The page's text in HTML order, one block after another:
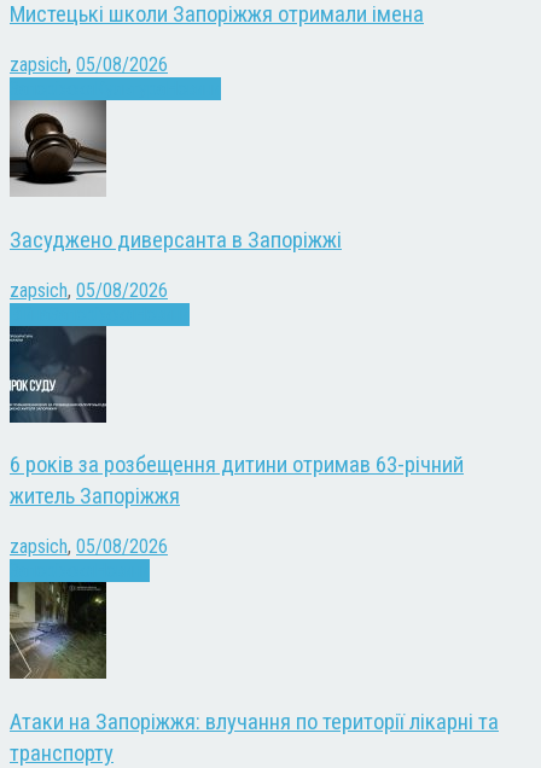
Мистецькі школи Запоріжжя отримали імена
zapsich, 05/08/2026
Засуджено диверсанта в Запоріжжі
zapsich, 05/08/2026
6 років за розбещення дитини отримав 63-річний
житель Запоріжжя
zapsich, 05/08/2026
Атаки на Запоріжжя: влучання по території лікарні та
транспорту